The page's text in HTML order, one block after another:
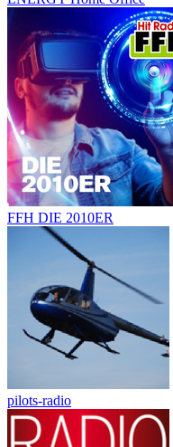
FFH DIE 2010ER
pilots-radio